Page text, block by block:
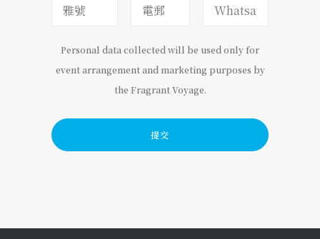
Personal data collected will be used only for
event arrangement and marketing purposes by
the Fragrant Voyage.